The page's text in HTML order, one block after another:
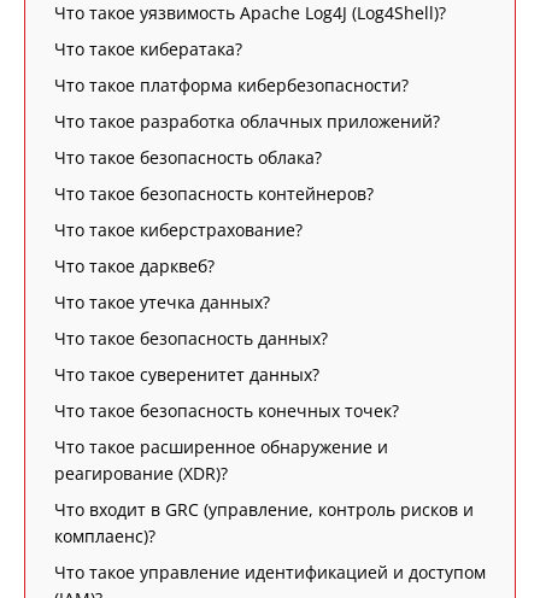
Что такое уязвимость Apache Log4J (Log4Shell)?
Что такое кибератака?
Что такое платформа кибербезопасности?
Что такое разработка облачных приложений?
Что такое безопасность облака?
Что такое безопасность контейнеров?
Что такое киберстрахование?
Что такое дарквеб?
Что такое утечка данных?
Что такое безопасность данных?
Что такое суверенитет данных?
Что такое безопасность конечных точек?
Что такое расширенное обнаружение и
реагирование (XDR)?
Что входит в GRC (управление, контроль рисков и
комплаенс)?
Что такое управление идентификацией и доступом